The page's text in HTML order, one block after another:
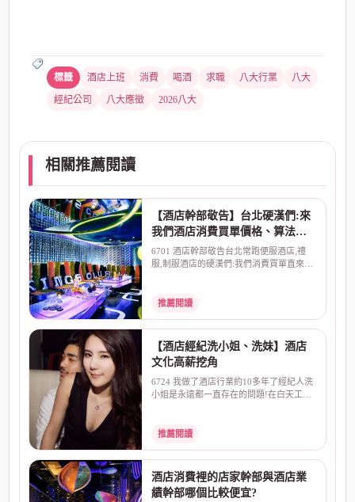
酒店上班 消費 喝酒 求職 八大行業
八大
經紀公司
八大應徵 2026八大
相關推薦閱讀
【酒店幹部敬告】台北硬漢們:來
我們酒店消費買單價格、算法直
來直往:不囉嗦!
6701 酒店幹部敬告台北常跑便服酒店,禮
服,制服酒店的硬漢們:我們消費買單直來直
推薦閱讀
【酒店經紀洗小姐、洗妹】酒店
文化高薪挖角
6724 我做了酒店行業約10多年了經紀人洗
小姐是永遠都一直存在的問題!在白天工作
推薦閱讀
酒店消費裡的店家幹部與酒店業
績幹部哪個比較便宜?